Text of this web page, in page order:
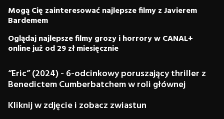
Mogą Cię zainteresować najlepsze filmy z Javierem
Bardemem
Oglądaj najlepsze filmy grozy i horrory w CANAL+
online już od 29 zł miesięcznie
“Eric” (2024) - 6-odcinkowy poruszający thriller z
Benedictem Cumberbatchem w roli głównej
Kliknij w zdjęcie i zobacz zwiastun